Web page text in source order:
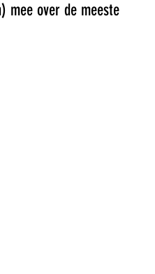
mee over de meeste